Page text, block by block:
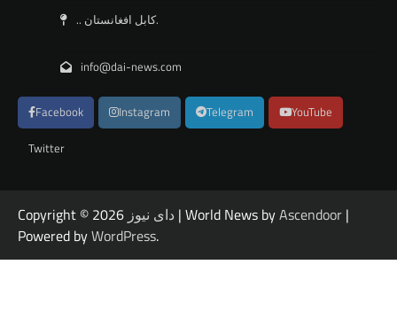
.. کابل افغانستان.
info@dai-news.com
Facebook Instagram Telegram YouTube
Twitter
Copyright © 2026 دای نیوز | World News byAscendoor |
Powered byWordPress.